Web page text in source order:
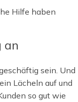
Hilfe haben
an
sein. Und
Lächeln auf und
so gut wie